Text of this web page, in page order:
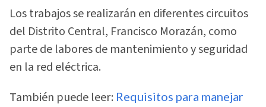
Los trabajos se realizarán en diferentes circuitos
del Distrito Central, Francisco Morazán, como
parte de labores de mantenimiento y seguridad
en la red eléctrica.
También puede leer: Requisitos para manejar